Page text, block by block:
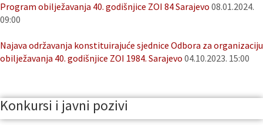
Program obilježavanja 40. godišnjice ZOI 84 Sarajevo 08.01.2024.
09:00
Najava održavanja konstituirajuće sjednice Odbora za organizaciju
obilježavanja 40. godišnjice ZOI 1984. Sarajevo 04.10.2023. 15:00
Konkursi i javni pozivi